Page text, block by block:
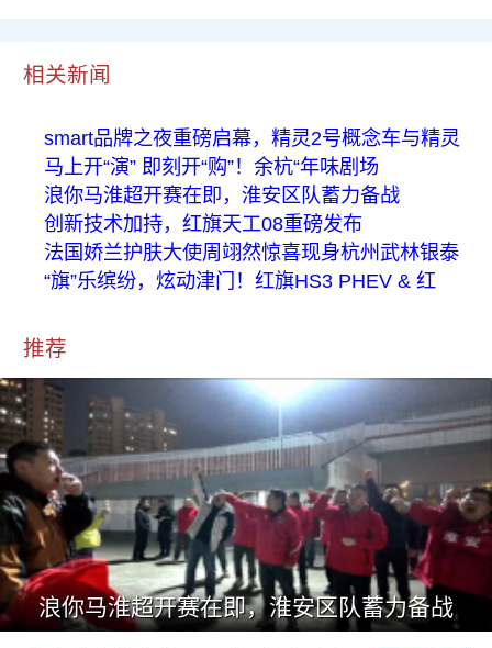
相关新闻
smart品牌之夜重磅启幕，精灵2号概念车与精灵
马上开“演” 即刻开“购”！余杭“年味剧场
浪你马淮超开赛在即，淮安区队蓄力备战
创新技术加持，红旗天工08重磅发布
法国娇兰护肤大使周翊然惊喜现身杭州武林银泰
“旗”乐缤纷，炫动津门！红旗HS3 PHEV & 红
推荐
浪你马淮超开赛在即，淮安区队蓄力备战